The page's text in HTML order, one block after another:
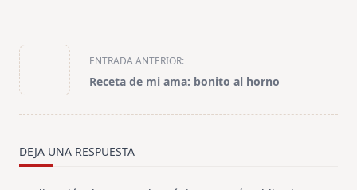
<span
class="nav-
subtitle
screen-
text">Página</span>
ENTRADA ANTERIOR:
Receta de mi ama: bonito al horno
DEJA UNA RESPUESTA